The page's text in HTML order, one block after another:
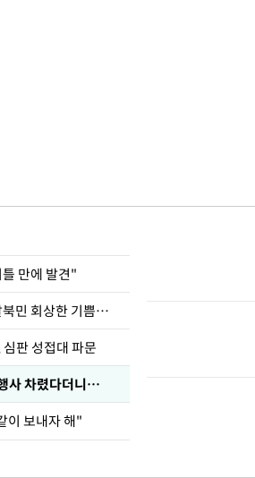
만에 발견"
"바지 벗고 앞뒤로 돌아"…탈북민 회상한 기쁨조 검사
판 성접대 파문
사 차렸다더니…
이 보내자 해"